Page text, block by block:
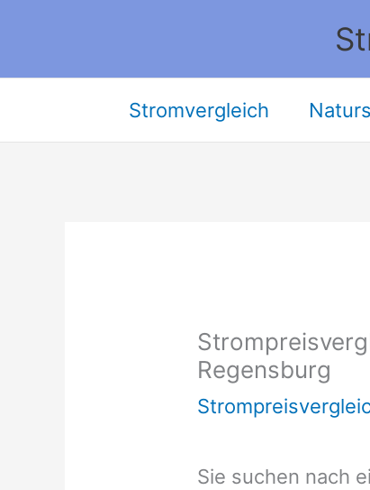
springen
Stromvergleich
Regensburg
Sie suchen nach